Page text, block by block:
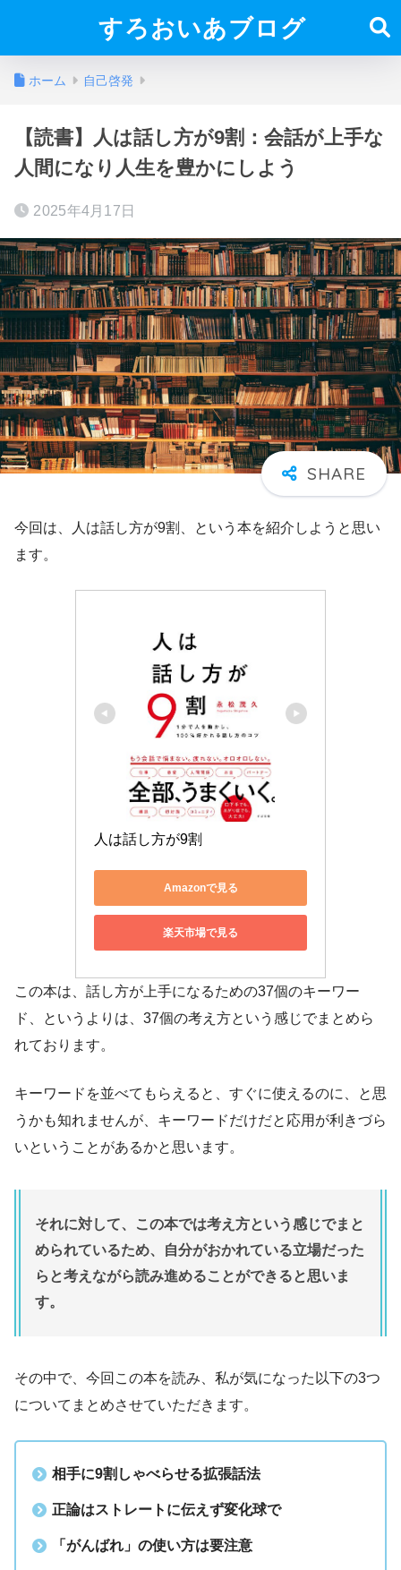
すろおいあブログ
ホーム 自己啓発
【読書】人は話し方が9割：会話が上手な
人間になり人生を豊かにしよう
2025年4月17日
今回は、人は話し方が9割、という本を紹介しようと思い
ます。
人は話し方が9割
Amazonで見る
楽天市場で見る
この本は、話し方が上手になるための37個のキーワー
ド、というよりは、37個の考え方という感じでまとめら
れております。
キーワードを並べてもらえると、すぐに使えるのに、と思
うかも知れませんが、キーワードだけだと応用が利きづら
いということがあるかと思います。
それに対して、この本では考え方という感じでまと
められているため、自分がおかれている立場だった
らと考えながら読み進めることができると思いま
す。
その中で、今回この本を読み、私が気になった以下の3つ
についてまとめさせていただきます。
相手に9割しゃべらせる拡張話法
正論はストレートに伝えず変化球で
「がんばれ」の使い方は要注意